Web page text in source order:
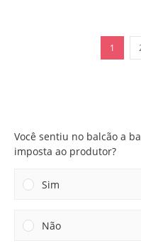
1
Você sentiu no balcão a
imposta ao produtor?
Sim
Não